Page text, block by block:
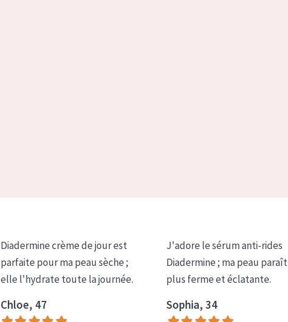
Diadermine crème de jour est
parfaite pour ma peau sèche ;
elle l'hydrate toute la journée.
Chloe, 47
J'adore le sérum anti-rides
Diadermine ; ma peau paraît
plus ferme et éclatante.
Sophia, 34